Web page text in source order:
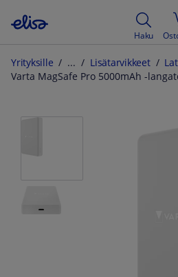
Haku
Yrityksille Lisätarvikkeet
Varta MagSafe Pro 5000mAh -